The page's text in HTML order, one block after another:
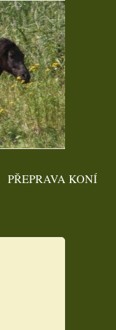
PŘEPRAVA KONÍ